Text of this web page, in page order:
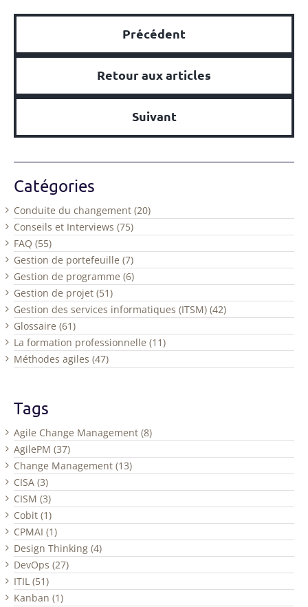
Précédent
Retour aux articles
Suivant
Catégories
Conduite du changement (20)
Conseils et Interviews (75)
FAQ (55)
Gestion de portefeuille (7)
Gestion de programme (6)
Gestion de projet (51)
Gestion des services informatiques (ITSM) (42)
Glossaire (61)
La formation professionnelle (11)
Méthodes agiles (47)
Tags
Agile Change Management (8)
AgilePM (37)
Change Management (13)
CISA (3)
CISM (3)
Cobit (1)
CPMAI (1)
Design Thinking (4)
DevOps (27)
ITIL (51)
Kanban (1)